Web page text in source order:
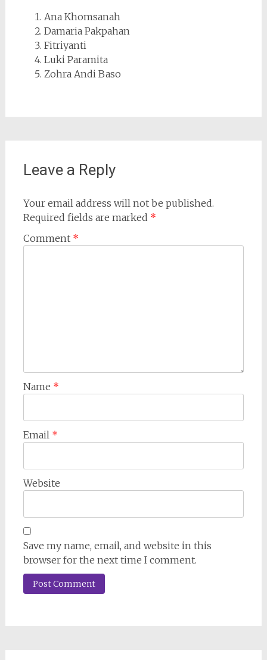
Ana Khomsanah
Damaria Pakpahan
Fitriyanti
Luki Paramita
Zohra Andi Baso
Leave a Reply
Your email address will not be published.
Required fields are marked *
Comment *
Name *
Email *
Website
Save my name, email, and website in this
browser for the next time I comment.